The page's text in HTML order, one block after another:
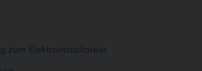
zum Elektroinstallateur